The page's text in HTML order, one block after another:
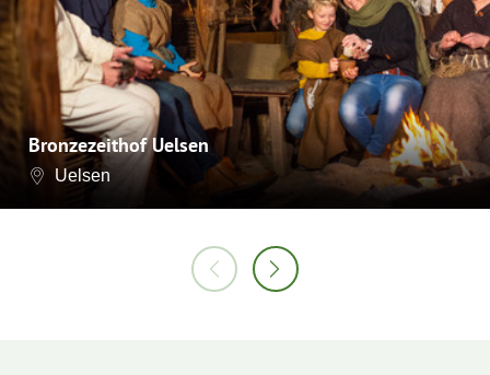
Bronzezeithof Uelsen
Uelsen